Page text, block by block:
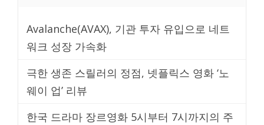
대:
이
무
Avalanche(AVAX), 기관 투자 유입으로 네트
워크 성장 가속화
극한 생존 스릴러의 정점, 넷플릭스 영화 ‘노
웨이 업’ 리뷰
한국 드라마 장르영화 5시부터 7시까지의 주